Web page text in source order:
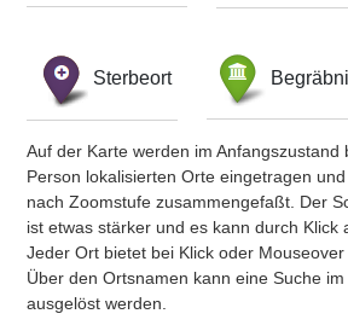
Sterbeort
Auf der Karte werden im Anfangszustand
Person lokalisierten Orte eingetragen
nach Zoomstufe zusammengefaßt. Der
ist etwas stärker und es kann durch Klick
Jeder Ort bietet bei Klick oder Mouseover
Über den Ortsnamen kann eine Suche
ausgelöst werden.